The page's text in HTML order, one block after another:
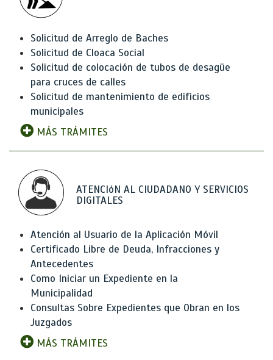
Solicitud de Arreglo de Baches
Solicitud de Cloaca Social
Solicitud de colocación de tubos de desagüe
para cruces de calles
Solicitud de mantenimiento de edificios
municipales
MÁS TRÁMITES
ATENCIóN AL CIUDADANO Y SERVICIOS
DIGITALES
Atención al Usuario de la Aplicación Móvil
Certificado Libre de Deuda, Infracciones y
Antecedentes
Como Iniciar un Expediente en la
Municipalidad
Consultas Sobre Expedientes que Obran en los
Juzgados
MÁS TRÁMITES